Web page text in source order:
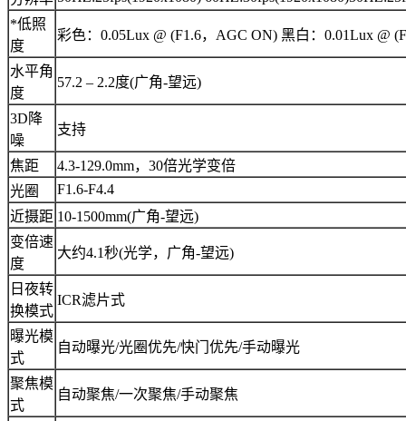
*低照
度
彩色：0.05Lux @ (F1.6，AGC ON) 黑白：0.01Lux @
水平角
度
57.2 – 2.2度(广角-望远)
3D降
噪
支持
焦距
4.3-129.0mm，30倍光学变倍
光圈
F1.6-F4.4
近摄距 10-1500mm(广角-望远)
变倍速
度
大约4.1秒(光学，广角-望远)
日夜转
换模式
ICR滤片式
曝光模
式
自动曝光/光圈优先/快门优先/手动曝光
聚焦模
式
自动聚焦/一次聚焦/手动聚焦